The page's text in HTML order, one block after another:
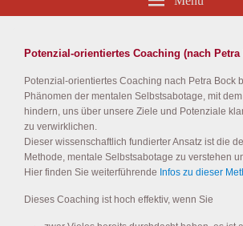
Potenzial-orientiertes Coaching (nach Petra
Potenzial-orientiertes Coaching nach Petra Bock
Phänomen der mentalen Selbstsabotage, mit
hindern, uns über unsere Ziele und Potenziale
zu verwirklichen.
Dieser wissenschaftlich fundierter Ansatz ist die
Methode, mentale Selbstsabotage zu verstehen
Hier finden Sie weiterführende Infos zu dieser
Dieses Coaching ist hoch effektiv, wenn Sie